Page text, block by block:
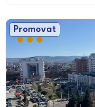
Promovat